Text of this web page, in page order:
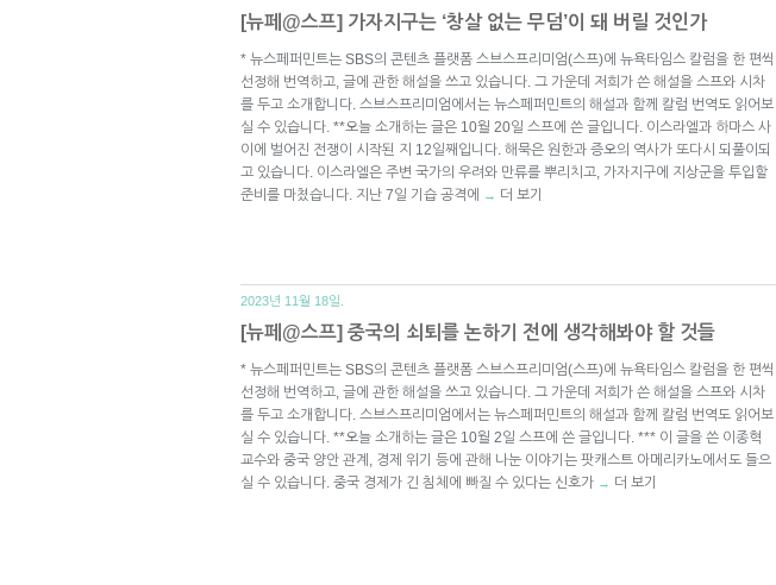
[뉴페@스프] 가자지구는 ‘창살 없는 무덤’이 돼 버릴 것인가
* 뉴스페퍼민트는 SBS의 콘텐츠 플랫폼 스브스프리미엄(스프)에 뉴욕타임스 칼럼을 한 편씩
선정해 번역하고, 글에 관한 해설을 쓰고 있습니다. 그 가운데 저희가 쓴 해설을 스프와 시차
를 두고 소개합니다. 스브스프리미엄에서는 뉴스페퍼민트의 해설과 함께 칼럼 번역도 읽어보
실 수 있습니다. **오늘 소개하는 글은 10월 20일 스프에 쓴 글입니다. 이스라엘과 하마스 사
이에 벌어진 전쟁이 시작된 지 12일째입니다. 해묵은 원한과 증오의 역사가 또다시 되풀이되
고 있습니다. 이스라엘은 주변 국가의 우려와 만류를 뿌리치고, 가자지구에 지상군을 투입할
준비를 마쳤습니다. 지난 7일 기습 공격에
→ 더 보기
2023년 11월 18일.
[뉴페@스프] 중국의 쇠퇴를 논하기 전에 생각해봐야 할 것들
* 뉴스페퍼민트는 SBS의 콘텐츠 플랫폼 스브스프리미엄(스프)에 뉴욕타임스 칼럼을 한 편씩
선정해 번역하고, 글에 관한 해설을 쓰고 있습니다. 그 가운데 저희가 쓴 해설을 스프와 시차
를 두고 소개합니다. 스브스프리미엄에서는 뉴스페퍼민트의 해설과 함께 칼럼 번역도 읽어보
실 수 있습니다. **오늘 소개하는 글은 10월 2일 스프에 쓴 글입니다. *** 이 글을 쓴 이종혁
교수와 중국 양안 관계, 경제 위기 등에 관해 나눈 이야기는 팟캐스트 아메리카노에서도 들으
실 수 있습니다. 중국 경제가 긴 침체에 빠질 수 있다는 신호가 → 더 보기